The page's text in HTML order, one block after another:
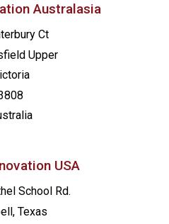
Australasia
Ct
Upper
USA
School Rd.
Texas